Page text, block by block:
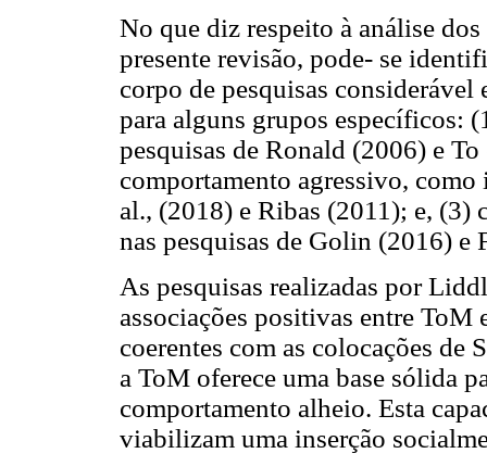
No que diz respeito à análise
presente revisão, pode- se
corpo de pesquisas
para alguns grupos específicos:
pesquisas de Ronald (2006) e
comportamento agressivo,
al., (2018) e Ribas (2011); e, (3)
nas pesquisas de Golin (2016) e
As pesquisas realizadas por
associações positivas entre ToM
coerentes com as colocações de
a ToM oferece uma base sólida
comportamento alheio. Esta
viabilizam uma inserção